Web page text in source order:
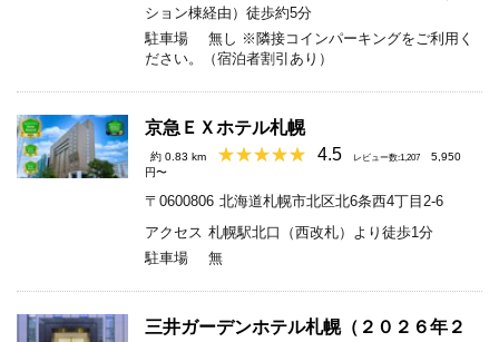
ション棟経由）徒歩約5分
駐車場
無し ※隣接コインパーキングをご利用く
ださい。（宿泊者割引あり）
京急ＥＸホテル札幌
約 0.83 km 4.5 レビュー数:1,207
5,950
円〜
〒0600806 北海道札幌市北区北6条西4丁目2-6
アクセス 札幌駅北口（西改札）より徒歩1分
駐車場
無
三井ガーデンホテル札幌（２０２６年２